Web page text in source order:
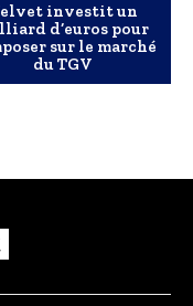
investit un
d’euros pour
sur le marché
du TGV